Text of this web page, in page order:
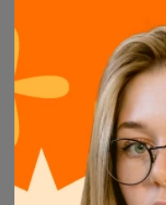
всеми условиями
заданий и какого
выполнения.
Обратите
тренажёре
значит это работа
отсчитывать
работы можно